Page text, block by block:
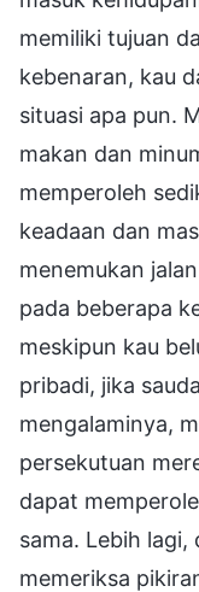
memiliki tujuan
kebenaran, kau
situasi apa pun.
makan dan
memperoleh
keadaan dan
menemukan
pada beberapa
meskipun kau
pribadi, jika
mengalaminya,
persekutuan
dapat
sama. Lebih
memeriksa